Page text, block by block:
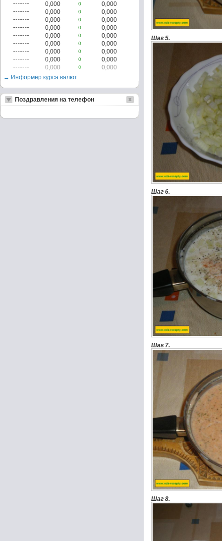
Шаг 5.
Шаг 6.
Шаг 7.
Шаг 8.
0,000
0
0,000
0,000
0
0,000
0,000
0
0,000
0,000
0
0,000
0,000
0
0,000
0,000
0
0,000
0,000
0
0,000
0,000
0
0,000
0,000
0
0,000
→ Информер курса валют
Поздравления на телефон